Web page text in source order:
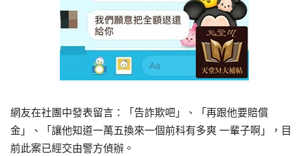
網友在社團中發表留言：「告詐欺吧」、「再跟他要賠償
金」、「讓他知道一萬五換來一個前科有多爽 一輩子啊」，目
前此案已經交由警方偵辦。